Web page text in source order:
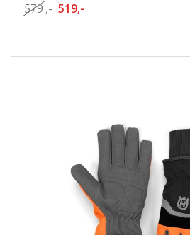
579 ,- 519,-